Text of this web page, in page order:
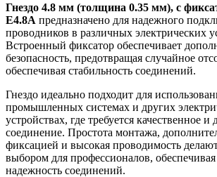
Гнездо 4.8 мм (толщина 0.35 мм), с
E4.8A предназначено для надежного
проводников в различных электрических
Встроенный фиксатор обеспечивает
безопасность, предотвращая случайное
обеспечивая стабильность соединений.
Гнездо идеально подходит для
промышленных системах и других
устройствах, где требуется качественное и
соединение. Простота монтажа,
фиксацией и высокая проводимость
выбором для профессионалов, обеспечивая
надежность соединений.